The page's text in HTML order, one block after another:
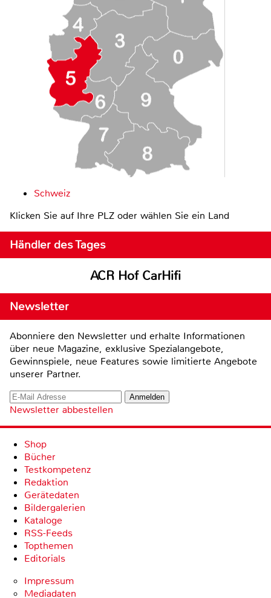
Schweiz
Klicken Sie auf Ihre PLZ oder wählen Sie ein Land
Händler des Tages
ACR Hof CarHifi
Newsletter
Abonniere den Newsletter und erhalte Informationen
über neue Magazine, exklusive Spezialangebote,
Gewinnspiele, neue Features sowie limitierte Angebote
unserer Partner.
Newsletter abbestellen
Shop
Bücher
Testkompetenz
Redaktion
Gerätedaten
Bildergalerien
Kataloge
RSS-Feeds
Topthemen
Editorials
Impressum
Mediadaten